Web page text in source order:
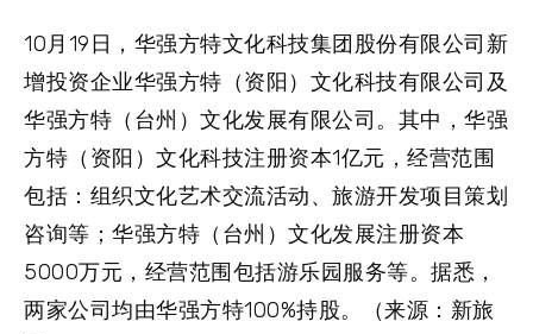
10月19日，华强方特文化科技集团股份有限公司新
增投资企业华强方特（资阳）文化科技有限公司及
华强方特（台州）文化发展有限公司。其中，华强
方特（资阳）文化科技注册资本1亿元，经营范围
包括：组织文化艺术交流活动、旅游开发项目策划
咨询等；华强方特（台州）文化发展注册资本
5000万元，经营范围包括游乐园服务等。据悉，
两家公司均由华强方特100%持股。（来源：新旅